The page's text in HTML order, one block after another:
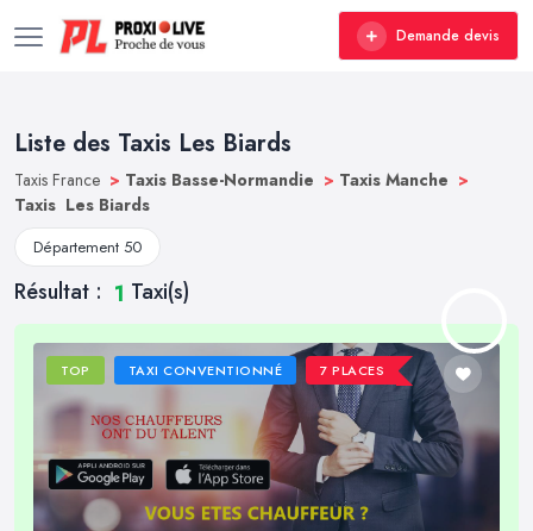
Demande devis
Liste des Taxis Les Biards
Taxis France > Taxis Basse-Normandie > Taxis Manche >
Taxis Les Biards
Département 50
Résultat : 1 Taxi(s)
TOP TAXI CONVENTIONNÉ 7 PLACES